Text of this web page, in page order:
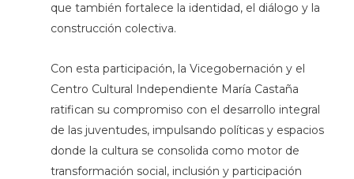
que también fortalece la identidad, el diálogo y la
construcción colectiva.
Con esta participación, la Vicegobernación y el
Centro Cultural Independiente María Castaña
ratifican su compromiso con el desarrollo integral
de las juventudes, impulsando políticas y espacios
donde la cultura se consolida como motor de
transformación social, inclusión y participación